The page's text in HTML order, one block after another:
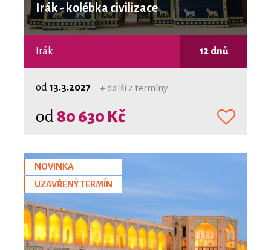
Irák - kolébka civilizace
Irák 12 dnů
od 13.3.2027 + další 2 termíny
od 80 630 Kč
NOVINKA
UZAVŘENÝ TERMÍN